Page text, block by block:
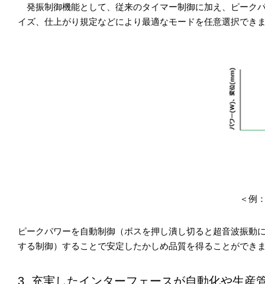
発振制御機能として、従来のタイマー制御に加え、ピーク
イズ、仕上がり規定などにより最適なモードを任意選択でき
＜例
ピークパワーを自動制御（ボスを押し潰し切ると超音波振
する制御）することで安定したかしめ品質を得ることができ
3. 充実したインターフェースが自動化や生産